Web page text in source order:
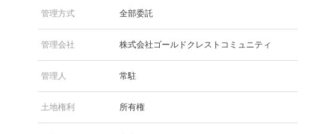
管理方式 全部委託
管理会社 株式会社ゴールドクレストコミュニティ
管理人 常駐
土地権利 所有権